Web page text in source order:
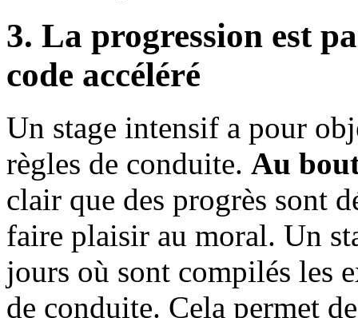
3. La progression est
code accéléré
Un stage intensif a pour
règles de conduite. Au
clair que des progrès sont
faire plaisir au moral. Un
jours où sont compilés les
de conduite. Cela permet